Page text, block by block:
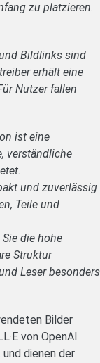
zu platzieren.
Bildlinks sind
erhält eine
Nutzer fallen
ist eine
verständliche
und zuverlässig
Teile und
die hohe
Struktur
Leser besonders
Bilder
von OpenAI
dienen der